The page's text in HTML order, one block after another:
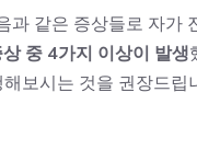
같은 증상들로 자가
중 4가지 이상이 발생
보시는 것을 권장드립